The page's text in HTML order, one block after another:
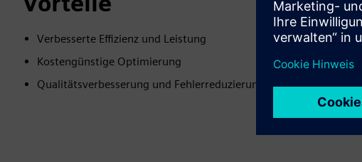
Verbesserte Effizienz und Leistung
Kostengünstige Optimierung
Qualitätsverbesserung und Fehlerreduzierung